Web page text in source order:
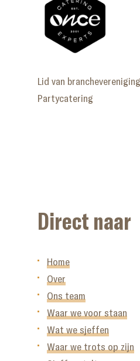
Lid van
Partycatering
Direct naar
Home
Over
Ons team
Waar we voor staan
Wat we sjeffen
Waar we trots op zijn